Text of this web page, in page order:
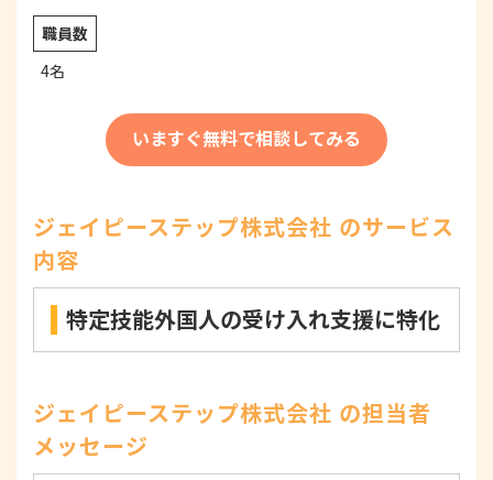
職員数
4名
いますぐ無料で相談してみる
ジェイピーステップ株式会社 のサービス
内容
特定技能外国人の受け入れ支援に特化
ジェイピーステップ株式会社 の担当者
メッセージ